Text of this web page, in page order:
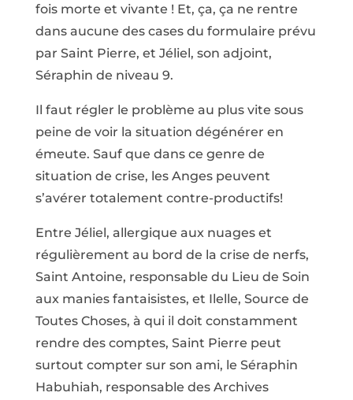
fois morte et vivante ! Et, ça, ça ne rentre
dans aucune des cases du formulaire prévu
par Saint Pierre, et Jéliel, son adjoint,
Séraphin de niveau 9.
Il faut régler le problème au plus vite sous
peine de voir la situation dégénérer en
émeute. Sauf que dans ce genre de
situation de crise, les Anges peuvent
s’avérer totalement contre-productifs!
Entre Jéliel, allergique aux nuages et
régulièrement au bord de la crise de nerfs,
Saint Antoine, responsable du Lieu de Soin
aux manies fantaisistes, et Ilelle, Source de
Toutes Choses, à qui il doit constamment
rendre des comptes, Saint Pierre peut
surtout compter sur son ami, le Séraphin
Habuhiah, responsable des Archives